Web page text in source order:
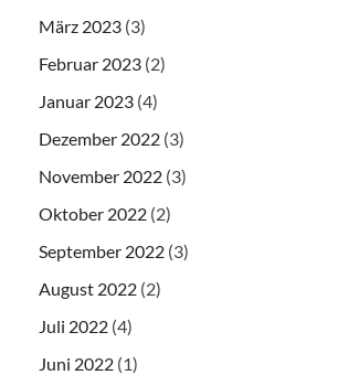
März 2023 (3)
Februar 2023 (2)
Januar 2023 (4)
Dezember 2022 (3)
November 2022 (3)
Oktober 2022 (2)
September 2022 (3)
August 2022 (2)
Juli 2022 (4)
Juni 2022 (1)